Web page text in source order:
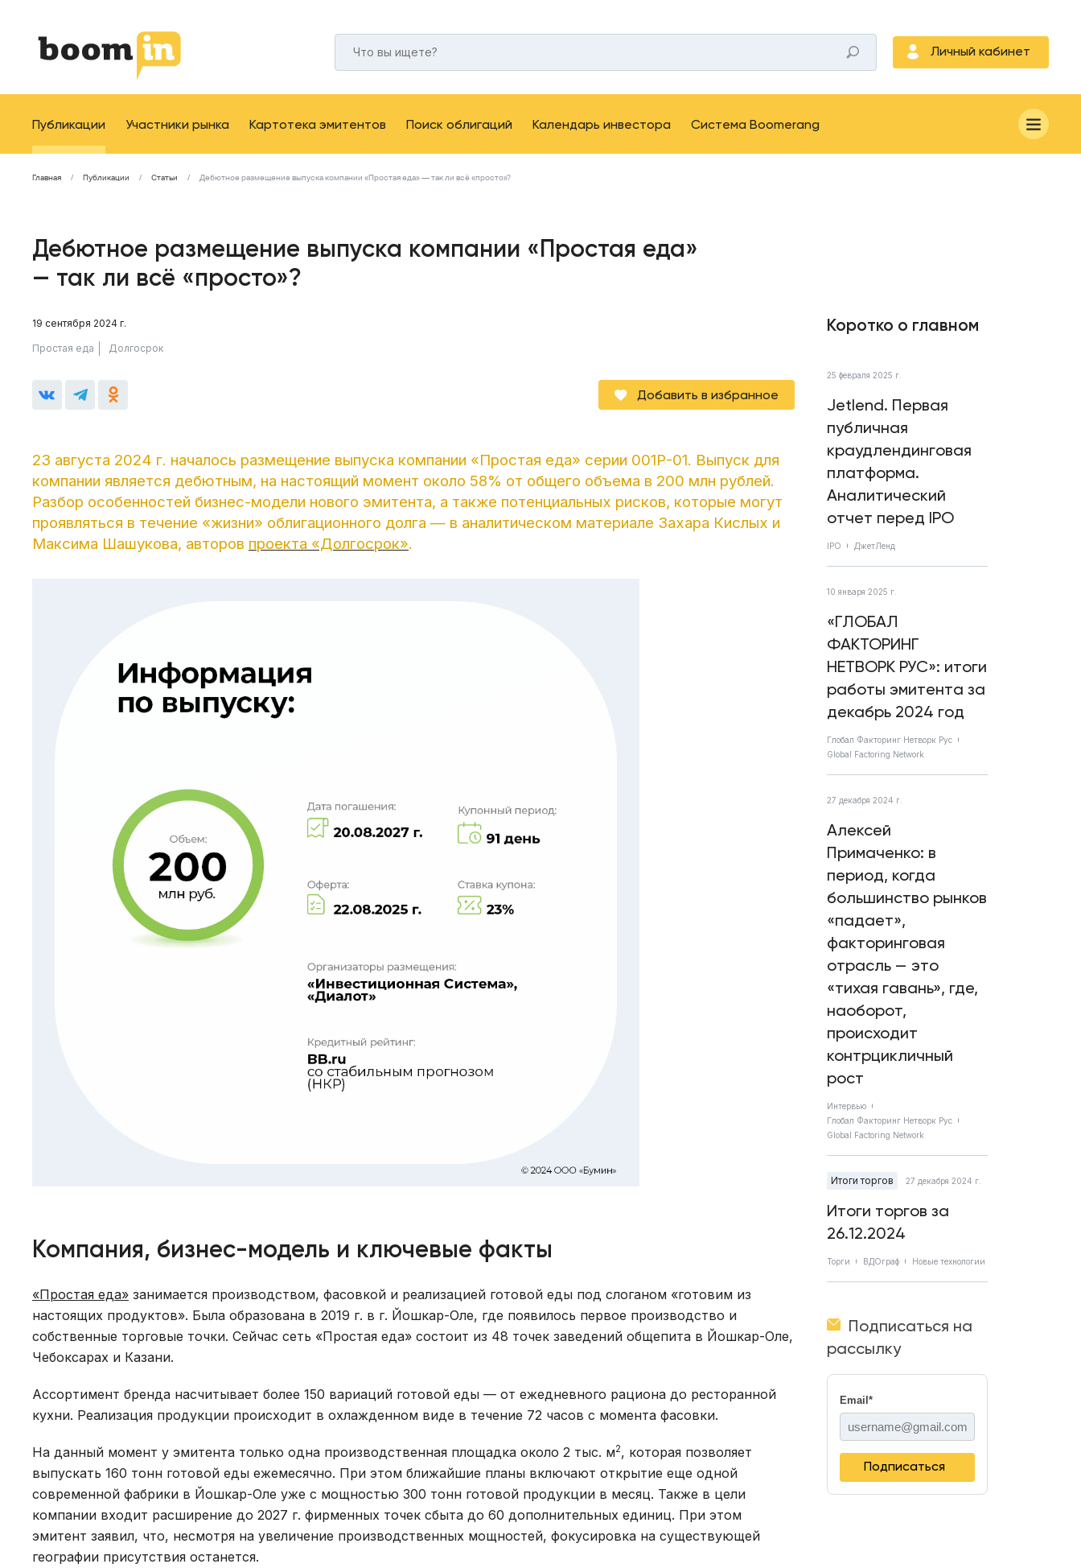
Личный кабинет
Публикации Участники рынка Картотека эмитентов Поиск облигаций Календарь инвестора Система Boomerang
Главная Публикации Статьи Дебютное размещение выпуска компании «Простая еда» — так ли всё «просто»?
Дебютное размещение выпуска компании «Простая еда»
— так ли всё «просто»?
19 сентября 2024 г.
Простая еда Долгосрок
Добавить в избранное
23 августа 2024 г. началось размещение выпуска компании «Простая еда» серии 001Р-01. Выпуск для
компании является дебютным, на настоящий момент около 58% от общего объема в 200 млн рублей.
Разбор особенностей бизнес-модели нового эмитента, а также потенциальных рисков, которые могут
проявляться в течение «жизни» облигационного долга — в аналитическом материале Захара Кислых и
Максима Шашукова, авторов проекта «Долгосрок».
Компания, бизнес-модель и ключевые факты
«Простая еда» занимается производством, фасовкой и реализацией готовой еды под слоганом «готовим из
настоящих продуктов». Была образована в 2019 г. в г. Йошкар-Оле, где появилось первое производство и
собственные торговые точки. Сейчас сеть «Простая еда» состоит из 48 точек заведений общепита в Йошкар-Оле,
Чебоксарах и Казани.
Ассортимент бренда насчитывает более 150 вариаций готовой еды — от ежедневного рациона до ресторанной
кухни. Реализация продукции происходит в охлажденном виде в течение 72 часов с момента фасовки.
На данный момент у эмитента только одна производственная площадка около 2 тыс. м2, которая позволяет
выпускать 160 тонн готовой еды ежемесячно. При этом ближайшие планы включают открытие еще одной
современной фабрики в Йошкар-Оле уже с мощностью 300 тонн готовой продукции в месяц. Также в цели
компании входит расширение до 2027 г. фирменных точек сбыта до 60 дополнительных единиц. При этом
эмитент заявил, что, несмотря на увеличение производственных мощностей, фокусировка на существующей
географии присутствия останется.
Коротко о главном
25 февраля 2025 г.
Jetlend. Первая
публичная
краудлендинговая
платформа.
Аналитический
отчет перед IPO
IPO ДжетЛенд
10 января 2025 г.
«ГЛОБАЛ
ФАКТОРИНГ
НЕТВОРК РУС»: итоги
работы эмитента за
декабрь 2024 год
Глобал Факторинг Нетворк Рус
Global Factoring Network
27 декабря 2024 г.
Алексей
Примаченко: в
период, когда
большинство рынков
«падает»,
факторинговая
отрасль — это
«тихая гавань», где,
наоборот,
происходит
контрцикличный
рост
Интервью
Глобал Факторинг Нетворк Рус
Global Factoring Network
Итоги торгов 27 декабря 2024 г.
Итоги торгов за
26.12.2024
Торги ВДОграф Новые технологии
Подписаться на
рассылку
Email *
Подписаться